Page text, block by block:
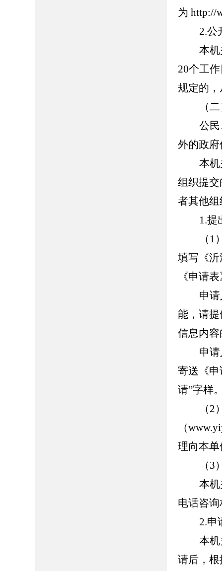
为 http://
2.公
本
20个工
规定的
（
公
外的政
本
组织提
者其他
1.提
（
填写《
《申请
申
能，请
信息内
申
寄送《
请”字样
（
（
理向本
（
本
电话咨
2.申
本
请后，